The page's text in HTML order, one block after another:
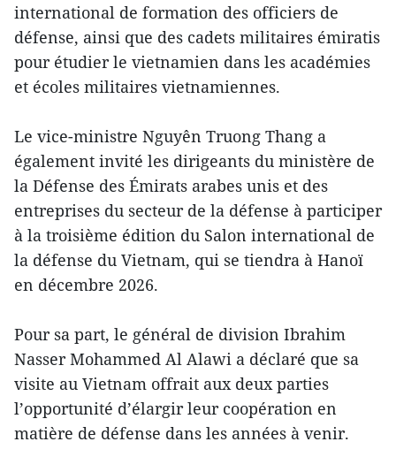
international de formation des officiers de
défense, ainsi que des cadets militaires émiratis
pour étudier le vietnamien dans les académies
et écoles militaires vietnamiennes.
Le vice-ministre Nguyên Truong Thang a
également invité les dirigeants du ministère de
la Défense des Émirats arabes unis et des
entreprises du secteur de la défense à participer
à la troisième édition du Salon international de
la défense du Vietnam, qui se tiendra à Hanoï
en décembre 2026.
Pour sa part, le général de division Ibrahim
Nasser Mohammed Al Alawi a déclaré que sa
visite au Vietnam offrait aux deux parties
l’opportunité d’élargir leur coopération en
matière de défense dans les années à venir.